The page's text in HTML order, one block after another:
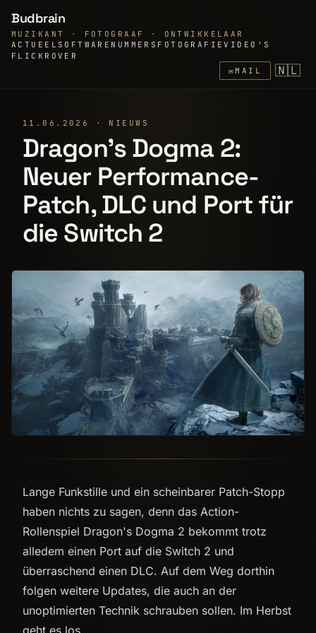
Budbrain
MUZIKANT · FOTOGRAAF · ONTWIKKELAAR
ACTUEEL SOFTWARE NUMMERS FOTOGRAFIEVIDEO'S
FLICKR OVER
✉MAIL 🇳🇱
11.06.2026 · NIEUWS
Dragon’s Dogma 2:
Neuer Performance-
Patch, DLC und Port für
die Switch 2
Lange Funkstille und ein scheinbarer Patch-Stopp
haben nichts zu sagen, denn das Action-
Rollenspiel Dragon's Dogma 2 bekommt trotz
alledem einen Port auf die Switch 2 und
überraschend einen DLC. Auf dem Weg dorthin
folgen weitere Updates, die auch an der
unoptimierten Technik schrauben sollen. Im Herbst
geht es los.